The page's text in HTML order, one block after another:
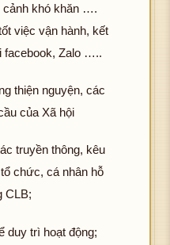
cảnh khó khăn ….
việc vận hành, kết
facebook, Zalo …..
thiện nguyện, các
của Xã hội
truyền thông, kêu
chức, cá nhân hỗ
CLB;
duy trì hoạt động;